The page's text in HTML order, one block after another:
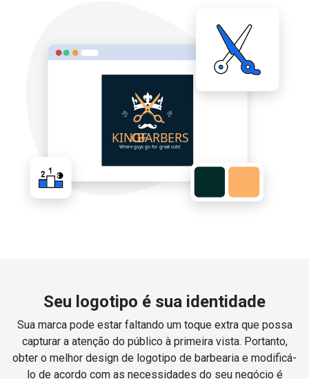
Seu logotipo é sua identidade
Sua marca pode estar faltando um toque extra que possa
capturar a atenção do público à primeira vista. Portanto,
obter o melhor design de logotipo de barbearia e modificá-
lo de acordo com as necessidades do seu negócio é